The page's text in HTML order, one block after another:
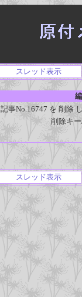
スレッド表示
記事No.16747 を 削除
削除キ
スレッド表示